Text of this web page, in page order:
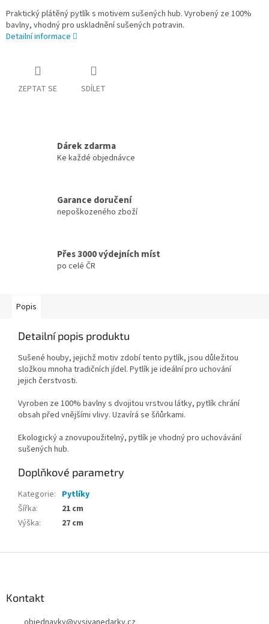
Praktický plátěný pytlík s motivem sušených hub. Vyrobený ze 100%
bavlny, vhodný pro uskladnění sušených potravin.
Detailní informace
ZEPTAT SE SDÍLET
Dárek zdarma
Ke každé objednávce
Garance doručení
nepoškozeného zboží
Přes 3000 výdejních míst
po celé ČR
Popis
Detailní popis produktu
Sušené houby, jejichž motiv zdobí tento pytlík, jsou důležitou
složkou mnoha tradičních jídel. Pytlík je ideální pro uchování
jejich čerstvosti.
Vyroben ze 100% bavlny s dvojitou vrstvou látky, pytlík chrání
obsah před vnějšími vlivy. Uzavírá se šňůrkami.
Ekologický a znovupoužitelný, pytlík je vhodný pro uchovávání
sušených hub.
Doplňkové parametry
Kategorie: Pytlíky
Šířka:
21 cm
Výška: 27 cm
Kontakt